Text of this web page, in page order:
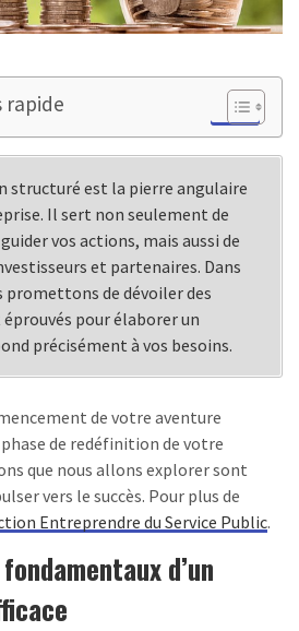
rapide
structuré est la pierre angulaire
Il sert non seulement de
vos actions, mais aussi de
et partenaires. Dans
promettons de dévoiler des
pour élaborer un
précisément à vos besoins.
de votre aventure
de redéfinition de votre
que nous allons explorer sont
vers le succès. Pour plus de
Entreprendre du Service Public.
d’un